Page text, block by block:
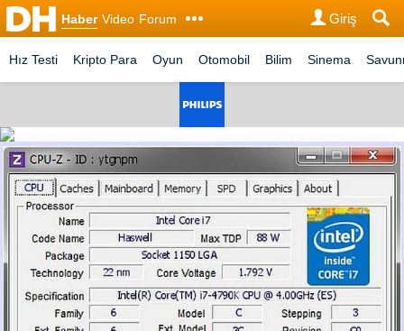
Haber Video Forum Giriş
Hız Testi Kripto Para Oyun Otomobil Bilim Sinema